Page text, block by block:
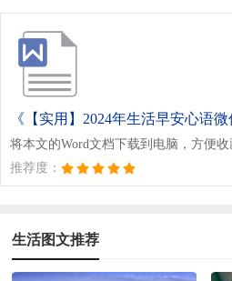
将本文的Word文档下载到电脑，方便
推荐度：
生活图文推荐